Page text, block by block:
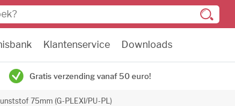
Klantenservice Downloads
Gratis verzending vanaf 50 euro!
75mm (G-PLEXI/PU-PL)